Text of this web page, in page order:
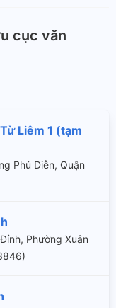
cục văn
Liêm 1 (tạm
Phú Diễn, Quận
Phường Xuân